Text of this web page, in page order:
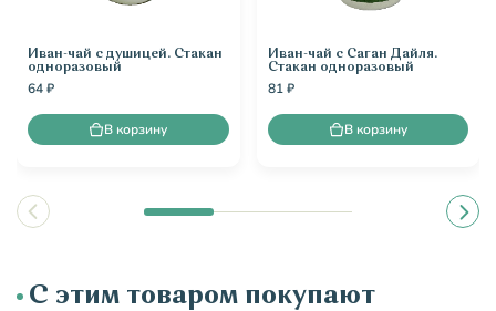
Иван-чай с душицей. Стакан
одноразовый
64 ₽
В корзину
Иван-чай с Саган Дайля.
Стакан одноразовый
81 ₽
В корзину
С этим товаром покупают